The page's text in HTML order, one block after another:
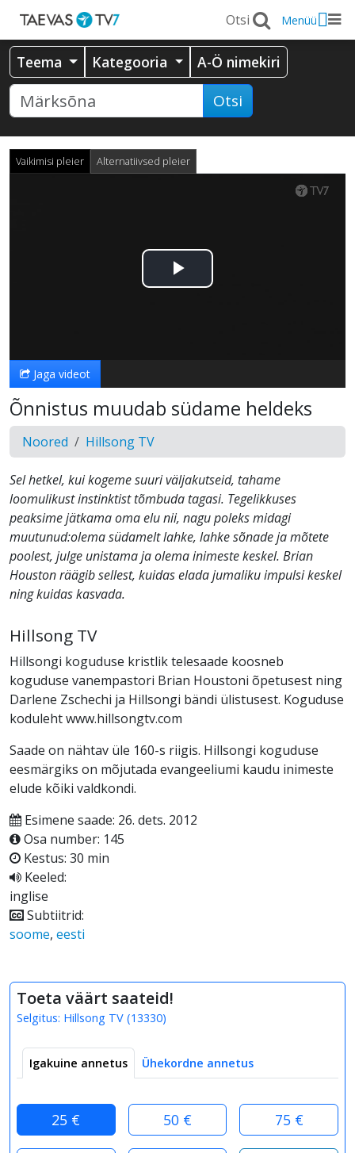
Menüü
Teema Kategooria A-Ö nimekiri
Otsi
Vaikimisi pleier Alternatiivsed pleier
Esita
Jaga videot
Õnnistus muudab südame heldeks
Noored Hillsong TV
Sel hetkel, kui kogeme suuri väljakutseid, tahame
loomulikust instinktist tõmbuda tagasi. Tegelikkuses
peaksime jätkama oma elu nii, nagu poleks midagi
muutunud:olema südamelt lahke, lahke sõnade ja mõtete
poolest, julge unistama ja olema inimeste keskel. Brian
Houston räägib sellest, kuidas elada jumaliku impulsi keskel
ning kuidas kasvada.
Hillsong TV
Hillsongi koguduse kristlik telesaade koosneb
koguduse vanempastori Brian Houstoni õpetusest ning
Darlene Zschechi ja Hillsongi bändi ülistusest. Koguduse
koduleht www.hillsongtv.com
Saade on nähtav üle 160-s riigis. Hillsongi koguduse
eesmärgiks on mõjutada evangeeliumi kaudu inimeste
elude kõiki valdkondi.
Esimene saade: 26. dets. 2012
Osa number: 145
Kestus: 30 min
Keeled:
inglise
Subtiitrid:
soome, eesti
Toeta väärt saateid!
Selgitus: Hillsong TV (13330)
Igakuine annetus Ühekordne annetus
25 € 50 € 75 €